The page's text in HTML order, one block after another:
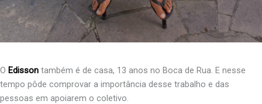
O Edisson também é de casa, 13 anos no Boca de Rua. E nesse
tempo pôde comprovar a importância desse trabalho e das
pessoas em apoiarem o coletivo.